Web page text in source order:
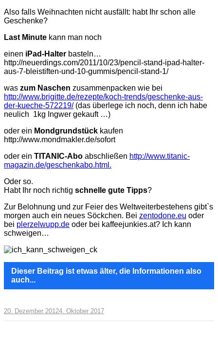
Also falls Weihnachten nicht ausfällt: habt Ihr schon alle
Geschenke?
Last Minute kann man noch
einen iPad-Halter basteln…
http://neuerdings.com/2011/10/23/pencil-stand-ipad-halter-
aus-7-bleistiften-und-10-gummis/pencil-stand-1/
was zum Naschen zusammenpacken wie bei
http://www.brigitte.de/rezepte/koch-trends/geschenke-aus-
der-kueche-572219/(das überlege ich noch, denn ich habe
neulich 1kg Ingwer gekauft …)
oder ein Mondgrundstück kaufen
http://www.mondmakler.de/sofort
oder ein TITANIC-Abo abschließen http://www.titanic-
magazin.de/geschenkabo.html.
Oder so.
Habt Ihr noch richtig schnelle gute Tipps?
Zur Belohnung und zur Feier des Weltweiterbestehens gibt`s
morgen auch ein neues Söckchen. Bei zentodone.eu oder
bei plerzelwupp.de oder bei kaffeejunkies.at? Ich kann
schweigen…
Dieser Beitrag ist etwas älter, die Informationen also
auch...
20. Dezember 20124. Oktober 2017